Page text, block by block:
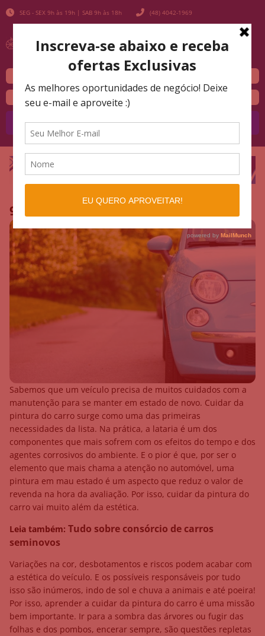
SEG - SEX 9h às 19h | SAB 9h às 18h (48) 4042-1969
Buscar
9 dicas para cuidar da pintura do carro
Sabemos que um veículo precisa de muitos cuidados com a
manutenção para se manter em estado de novo. Cuidar da
pintura do carro surge como uma das primeiras
necessidades da lista. Na prática, a lataria é um dos
componentes que mais sofrem com os efeitos do tempo e dos
agentes corrosivos do ambiente. E o pior é que, por ser o
elemento que mais chama a atenção no automóvel, uma
pintura em mau estado é um aspecto que reduz o valor de
revenda na hora da avaliação. Por isso, cuidar da pintura do
carro vai muito além da estética.
Leia também: Tudo sobre consórcio de carros
seminovos
Variações na cor, desbotamentos e riscos podem acabar com
a estética do veículo. E os possíveis responsáveis por tudo
isso são inúmeros, indo de sol e chuva a animais e até poeira!
Por isso, aprender a cuidar da pintura do carro é uma missão
bem importante. Ir para a sombra das árvores ou fugir das
folhas e dos pombos, encerar sempre, são questões repletas